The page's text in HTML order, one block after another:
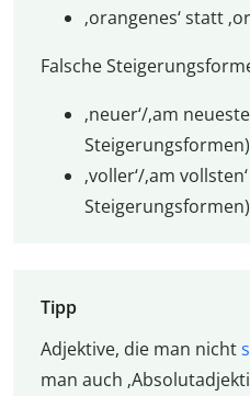
‚orangenes‘ statt
Falsche
‚neuer‘/‚am
Steigerungsformen)
‚voller‘/‚am
Steigerungsformen)
Tipp
Adjektive, die man nicht
man auch